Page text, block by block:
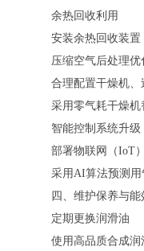
余热回收利用
安装余热回收装置
压缩空气后处理优
合理配置干燥机、
采用零气耗干燥机
智能控制系统升级
部署物联网（IoT
采用AI算法预测用
四、维护保养与能
定期更换润滑油
使用高品质合成润